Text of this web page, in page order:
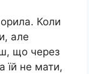
Коли
але
що через
їй не мати,